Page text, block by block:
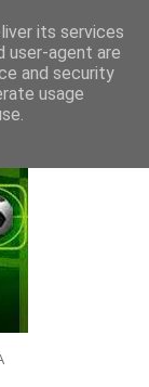
its services
user-agent are
and security
usage